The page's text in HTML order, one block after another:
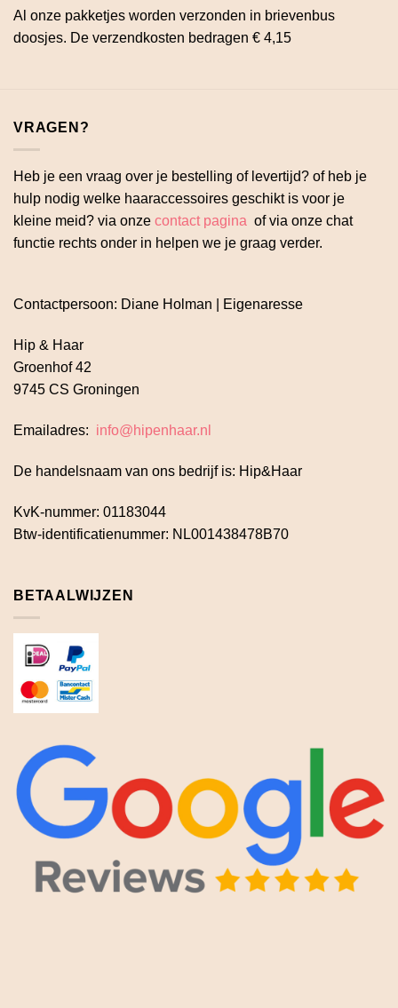
Al onze pakketjes worden verzonden in brievenbus
doosjes. De verzendkosten bedragen € 4,15
VRAGEN?
Heb je een vraag over je bestelling of levertijd? of heb je
hulp nodig welke haaraccessoires geschikt is voor je
kleine meid? via onze contact pagina of via onze chat
functie rechts onder in helpen we je graag verder.
Contactpersoon: Diane Holman | Eigenaresse
Hip & Haar
Groenhof 42
9745 CS Groningen
Emailadres: info@hipenhaar.nl
De handelsnaam van ons bedrijf is: Hip&Haar
KvK-nummer: 01183044
Btw-identificatienummer: NL001438478B70
BETAALWIJZEN